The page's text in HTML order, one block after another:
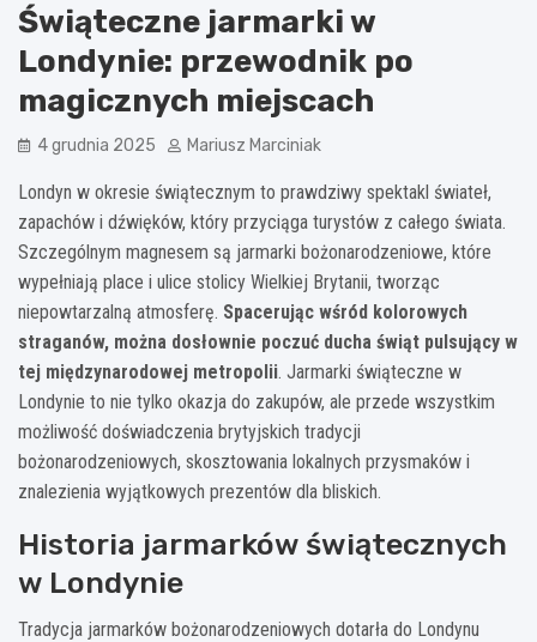
Świąteczne jarmarki w
Londynie: przewodnik po
magicznych miejscach
4 grudnia 2025 Mariusz Marciniak
Londyn w okresie świątecznym to prawdziwy spektakl świateł,
zapachów i dźwięków, który przyciąga turystów z całego świata.
Szczególnym magnesem są jarmarki bożonarodzeniowe, które
wypełniają place i ulice stolicy Wielkiej Brytanii, tworząc
niepowtarzalną atmosferę. Spacerując wśród kolorowych
straganów, można dosłownie poczuć ducha świąt pulsujący w
tej międzynarodowej metropolii. Jarmarki świąteczne w
Londynie to nie tylko okazja do zakupów, ale przede wszystkim
możliwość doświadczenia brytyjskich tradycji
bożonarodzeniowych, skosztowania lokalnych przysmaków i
znalezienia wyjątkowych prezentów dla bliskich.
Historia jarmarków świątecznych
w Londynie
Tradycja jarmarków bożonarodzeniowych dotarła do Londynu